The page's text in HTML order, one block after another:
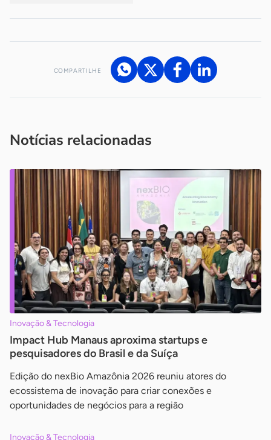
COMPARTILHE
Notícias relacionadas
Inovação & Tecnologia
Impact Hub Manaus aproxima startups e
pesquisadores do Brasil e da Suíça
Edição do nexBio Amazônia 2026 reuniu atores do
ecossistema de inovação para criar conexões e
oportunidades de negócios para a região
Inovação & Tecnologia